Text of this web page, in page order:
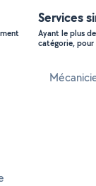
Services
Ayant le plus
catégorie,